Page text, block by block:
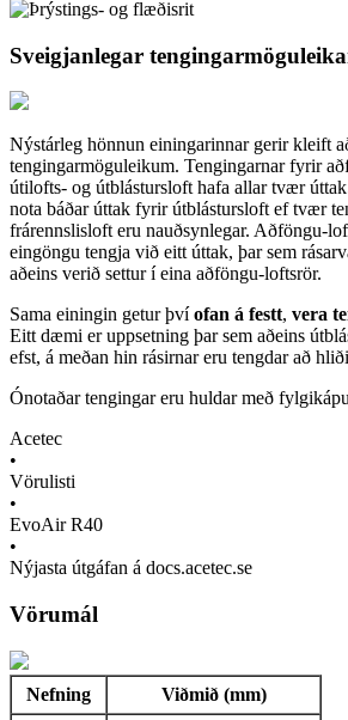
Sveigjanlegar
Nýstárleg hönnun einingarinnar gerir kleift
tengingarmöguleikum. Tengingarnar fyrir
útilofts- og útblástursloft hafa allar tvær
nota báðar úttak fyrir útblástursloft ef tvær
frárennslisloft eru nauðsynlegar. Aðföngu-
eingöngu tengja við eitt úttak, þar sem
aðeins verið settur í eina aðföngu-loftsrör.
Sama einingin getur þvíofan á festt, vera
Eitt dæmi er uppsetning þar sem aðeins
efst, á meðan hin rásirnar eru tengdar að
Ónotaðar tengingar eru huldar með
Acetec
•
Vörulisti
•
EvoAir R40
•
Nýjasta útgáfan á docs.acetec.se
Vörumál
Nefning
Viðmið (mm)